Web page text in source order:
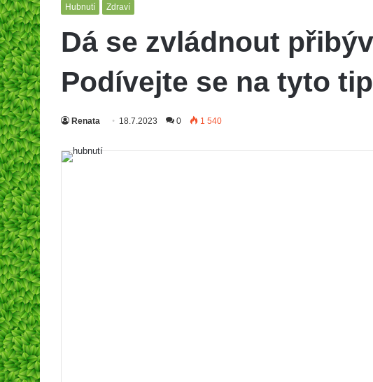
Hubnutí Zdraví
Dá se zvládnout
Podívejte se na tyto
Renata 18.7.2023 0 1 540